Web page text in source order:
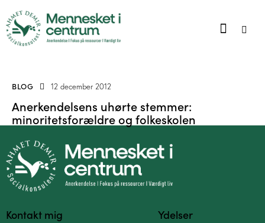
BLOG 12 december 2012
Anerkendelsens uhørte stemmer:
minoritetsforældre og folkeskolen
Kontakt mig Ydelser